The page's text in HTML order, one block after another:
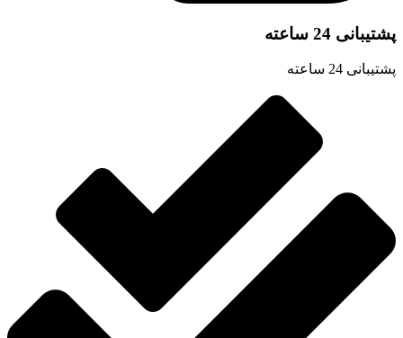
24 ساعته
24 ساعته